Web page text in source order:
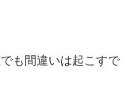
も間違いは起こすで